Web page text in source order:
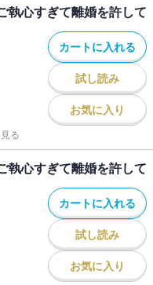
執心すぎて離婚を許して
カートに入れる
試し読み
お気に入り
る
執心すぎて離婚を許して
カートに入れる
試し読み
お気に入り